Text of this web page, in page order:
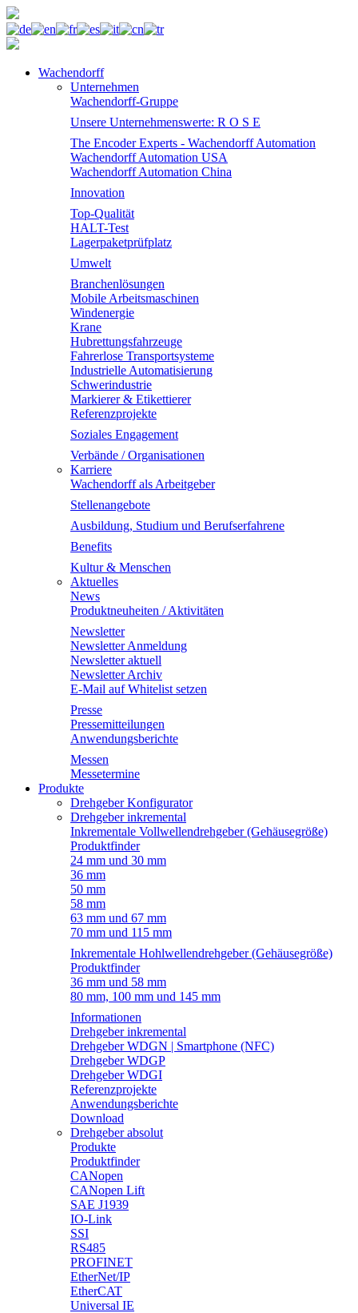
Wachendorff
Unternehmen
Wachendorff-Gruppe
Unsere Unternehmenswerte: R O S E
The Encoder Experts - Wachendorff Automation
Wachendorff Automation USA
Wachendorff Automation China
Innovation
Top-Qualität
HALT-Test
Lagerpaketprüfplatz
Umwelt
Branchenlösungen
Mobile Arbeitsmaschinen
Windenergie
Krane
Hubrettungsfahrzeuge
Fahrerlose Transportsysteme
Industrielle Automatisierung
Schwerindustrie
Markierer & Etikettierer
Referenzprojekte
Soziales Engagement
Verbände / Organisationen
Karriere
Wachendorff als Arbeitgeber
Stellenangebote
Ausbildung, Studium und Berufserfahrene
Benefits
Kultur & Menschen
Aktuelles
News
Produktneuheiten / Aktivitäten
Newsletter
Newsletter Anmeldung
Newsletter aktuell
Newsletter Archiv
E-Mail auf Whitelist setzen
Presse
Pressemitteilungen
Anwendungsberichte
Messen
Messetermine
Produkte
Drehgeber Konfigurator
Drehgeber inkremental
Inkrementale Vollwellendrehgeber (Gehäusegröße)
Produktfinder
24 mm und 30 mm
36 mm
50 mm
58 mm
63 mm und 67 mm
70 mm und 115 mm
Inkrementale Hohlwellendrehgeber (Gehäusegröße)
Produktfinder
36 mm und 58 mm
80 mm, 100 mm und 145 mm
Informationen
Drehgeber inkremental
Drehgeber WDGN | Smartphone (NFC)
Drehgeber WDGP
Drehgeber WDGI
Referenzprojekte
Anwendungsberichte
Download
Drehgeber absolut
Produkte
Produktfinder
CANopen
CANopen Lift
SAE J1939
IO-Link
SSI
RS485
PROFINET
EtherNet/IP
EtherCAT
Universal IE